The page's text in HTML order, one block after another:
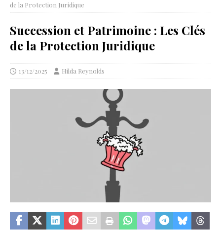
de la Protection Juridique
Succession et Patrimoine : Les Clés
de la Protection Juridique
13/12/2025 Hilda Reynolds